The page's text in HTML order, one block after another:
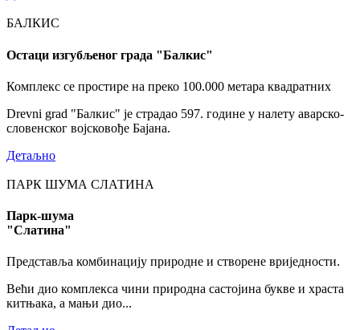
БАЛКИС
Остаци изгубљеног града "Балкис"
Комплекс се простире на преко 100.000 метара квадратних
Drevni grad "Балкис" је страдао 597. године у налету аварско-
словенског војсковође Бајана.
Детаљно
ПАРК ШУМА СЛАТИНА
Парк-шума
"Слатина"
Представља комбинацију природне и створене вриједности.
Већи дио комплекса чини природна састојина букве и храста
китњака, а мањи дио...